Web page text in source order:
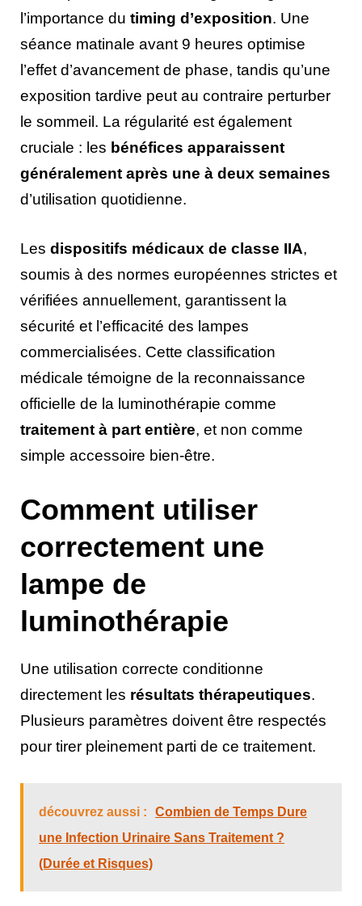
l’importance du timing d’exposition. Une
séance matinale avant 9 heures optimise
l’effet d’avancement de phase, tandis qu’une
exposition tardive peut au contraire perturber
le sommeil. La régularité est également
cruciale : les bénéfices apparaissent
généralement après une à deux semaines
d’utilisation quotidienne.
Les dispositifs médicaux de classe IIA,
soumis à des normes européennes strictes et
vérifiées annuellement, garantissent la
sécurité et l’efficacité des lampes
commercialisées. Cette classification
médicale témoigne de la reconnaissance
officielle de la luminothérapie comme
traitement à part entière, et non comme
simple accessoire bien-être.
Comment utiliser
correctement une
lampe de
luminothérapie
Une utilisation correcte conditionne
directement les résultats thérapeutiques.
Plusieurs paramètres doivent être respectés
pour tirer pleinement parti de ce traitement.
découvrez aussi :
Combien de Temps Dure
une Infection Urinaire Sans Traitement ?
(Durée et Risques)